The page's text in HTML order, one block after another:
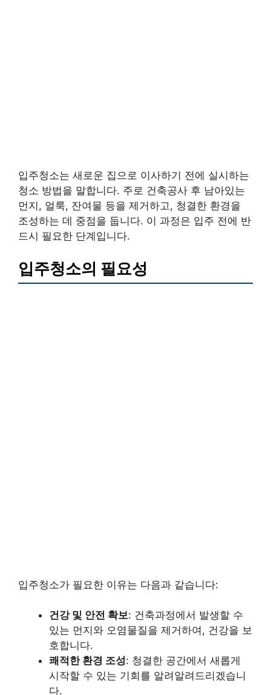
입주청소는 새로운 집으로 이사하기 전에 실시하는
청소 방법을 말합니다. 주로 건축공사 후 남아있는
먼지, 얼룩, 잔여물 등을 제거하고, 청결한 환경을
조성하는 데 중점을 둡니다. 이 과정은 입주 전에 반
드시 필요한 단계입니다.
입주청소의 필요성
입주청소가 필요한 이유는 다음과 같습니다:
건강 및 안전 확보: 건축과정에서 발생할 수
있는 먼지와 오염물질을 제거하여, 건강을 보
호합니다.
쾌적한 환경 조성: 청결한 공간에서 새롭게
시작할 수 있는 기회를 알려알려드리겠습니
다.